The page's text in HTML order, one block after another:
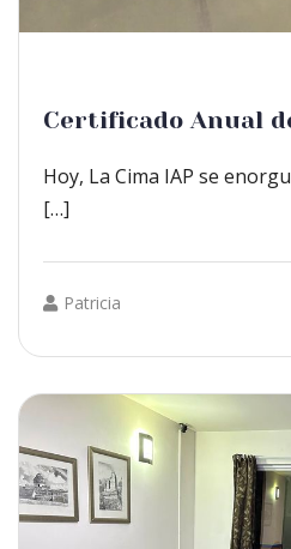
Certificado Anual
Hoy, La Cima IAP se
[…]
Patricia